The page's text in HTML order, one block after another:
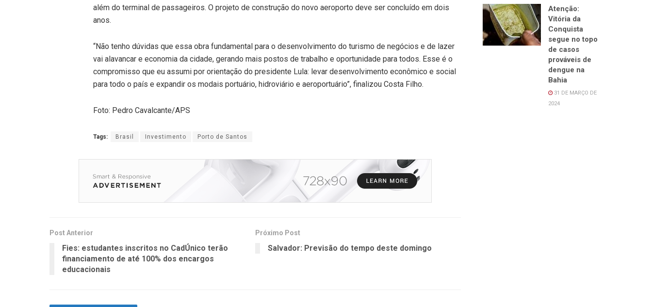
além do terminal de passageiros. O projeto de construção do novo aeroporto deve ser concluído em dois
anos.
“Não tenho dúvidas que essa obra fundamental para o desenvolvimento do turismo de negócios e de lazer
vai alavancar e economia da cidade, gerando mais postos de trabalho e oportunidade para todos. Esse é o
compromisso que eu assumi por orientação do presidente Lula: levar desenvolvimento econômico e social
para todo o país e expandir os modais portuário, hidroviário e aeroportuário”, finalizou Costa Filho.
Foto: Pedro Cavalcante/APS
Tags: Brasil Investimento Porto de Santos
Post Anterior
Fies: estudantes inscritos no CadÚnico terão
financiamento de até 100% dos encargos
educacionais
Próximo Post
Salvador: Previsão do tempo deste domingo
Atenção:
Vitória da
Conquista
segue no topo
de casos
prováveis de
dengue na
Bahia
31 DE MARÇO DE
2024